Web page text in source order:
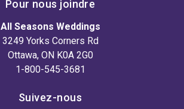
Pour nous joindre
All Seasons Weddings
3249 Yorks Corners Rd
Ottawa, ON K0A 2G0
1-800-545-3681
Suivez-nous